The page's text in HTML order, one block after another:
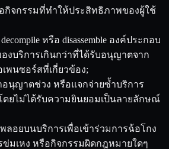
อกิจกรรมที่ทำให้ประสิทธิภาพของผู้ใช้
decompile หรือ disassemble องค์ประกอบ
งบริการเกินกว่าที่ได้รับอนุญาตจาก
นซอร์สที่เกี่ยวข้อง;
นุญาตช่วง หรือแจกจ่ายซ้ำบริการ
โดยไม่ได้รับความยินยอมเป็นลายลักษณ์
ลอยบนบริการเพื่อเข้าร่วมการฉ้อโกง
ข่มเหง หรือกิจกรรมผิดกฎหมายใดๆ